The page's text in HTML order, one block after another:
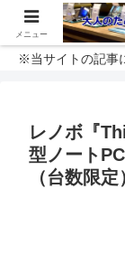
※当サイトの記事
レノボ『
型ノート
（台数限定
メニュー